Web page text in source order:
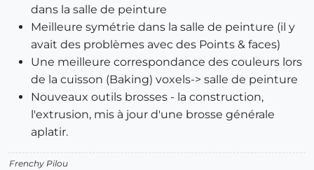
dans la salle de peinture
Meilleure symétrie dans la salle de peinture (il y
avait des problèmes avec des Points & faces)
Une meilleure correspondance des couleurs lors
de la cuisson (Baking) voxels-> salle de peinture
Nouveaux outils brosses - la construction,
l'extrusion, mis à jour d'une brosse générale
aplatir.
Frenchy Pilou